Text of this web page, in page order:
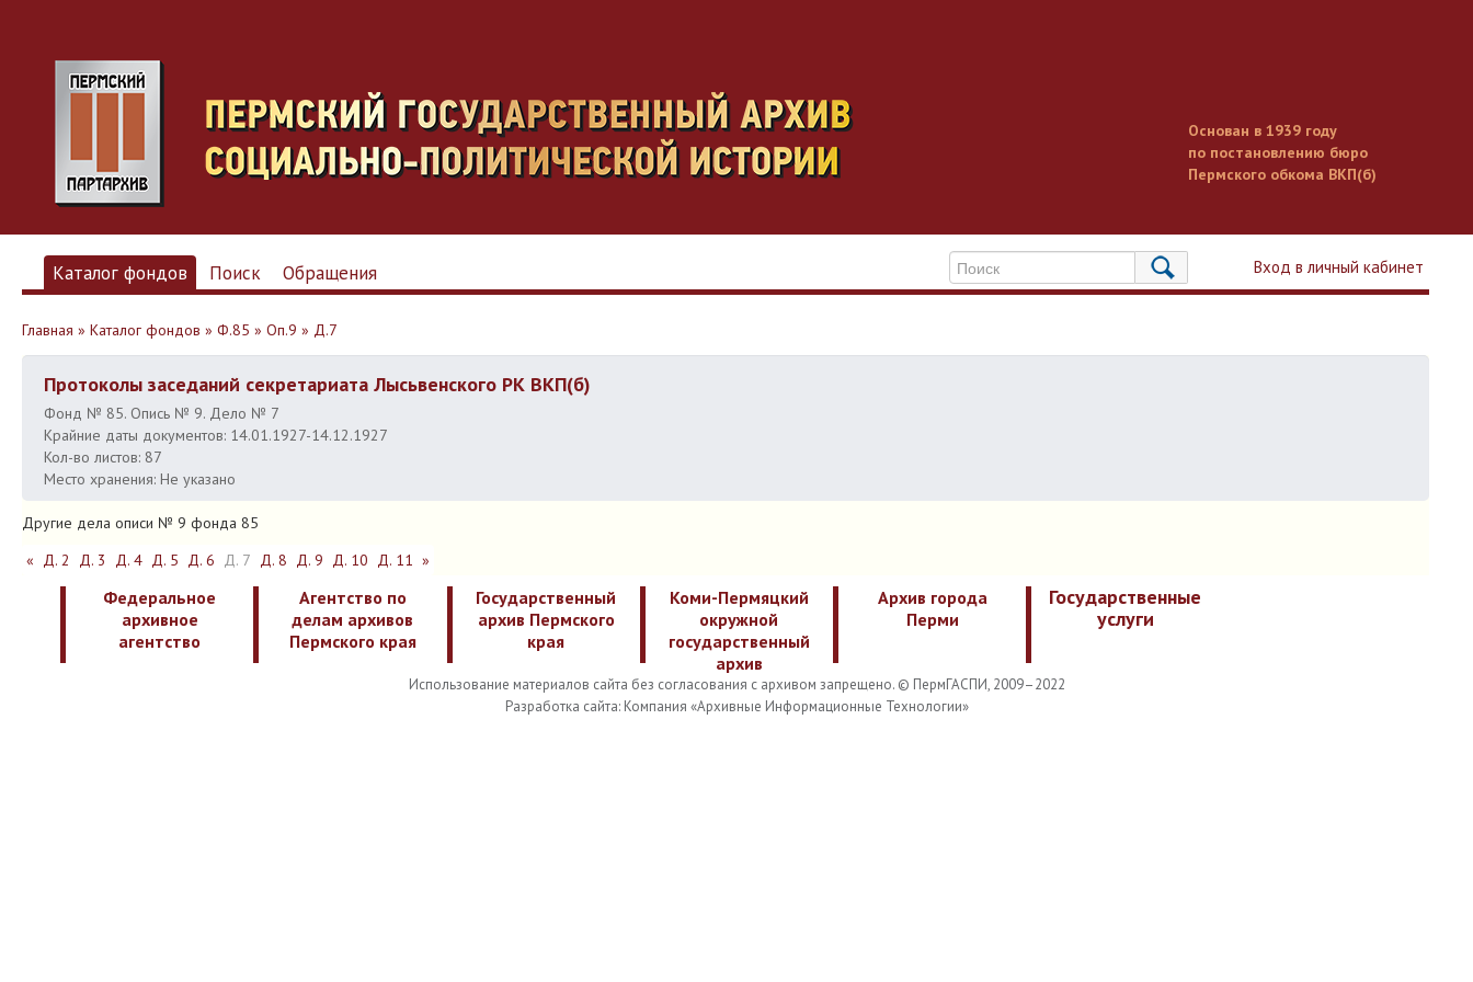
Основан в 1939 году
по постановлению бюро
Пермского обкома ВКП(б)
Вход в личный кабинет
Каталог фондов Поиск Обращения
Главная » Каталог фондов » Ф.85 » Оп.9 » Д.7
Протоколы заседаний секретариата Лысьвенского РК ВКП(б)
Фонд № 85. Опись № 9. Дело № 7
Крайние даты документов: 14.01.1927-14.12.1927
Кол-во листов: 87
Место хранения: Не указано
Другие дела описи № 9 фонда 85
« Д. 2 Д. 3 Д. 4 Д. 5 Д. 6 Д. 7 Д. 8 Д. 9 Д. 10 Д. 11 »
Федеральное
архивное
агентство
Агентство по
делам архивов
Пермского края
Государственный
архив Пермского
края
Коми-Пермяцкий
окружной
государственный
архив
Архив города
Перми
Государственные
услуги
Использование материалов сайта без согласования с архивом запрещено. © ПермГАСПИ, 2009–2022
Разработка сайта: Компания «Архивные Информационные Технологии»